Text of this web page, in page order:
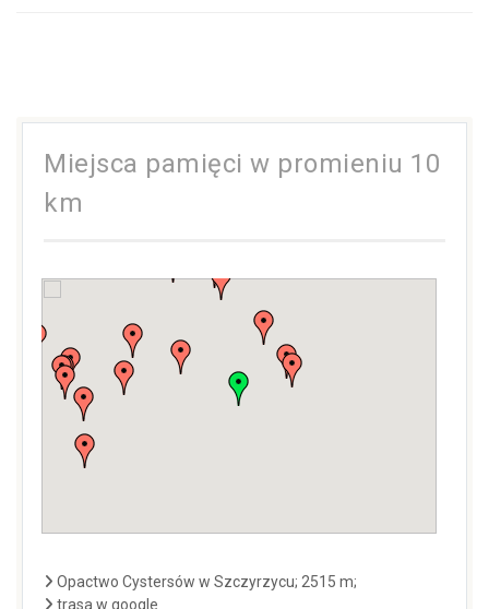
Miejsca pamięci w promieniu 10
km
Opactwo Cystersów w Szczyrzycu; 2515 m;
trasa w google